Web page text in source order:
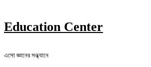
Education Center
এসো জ্ঞানের সন্ধ্যানে